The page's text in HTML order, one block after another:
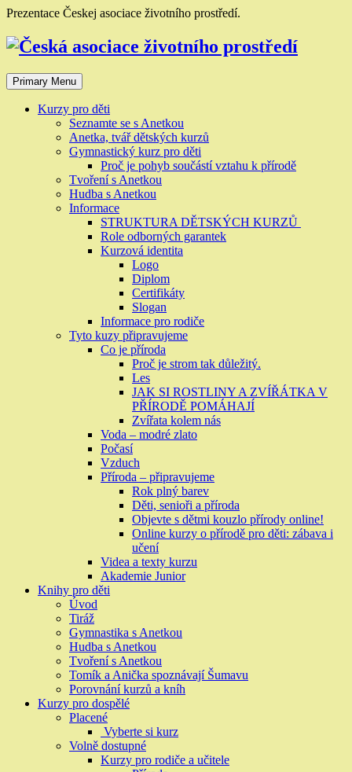
Skip
content
Prezentace Českej asociace životního prostředí.
Primary Menu
Kurzy pro děti
Seznamte se s Anetkou
Anetka, tvář dětských kurzů
Gymnastický kurz pro děti
Proč je pohyb součástí vztahu k přírodě
Tvoření s Anetkou
Hudba s Anetkou
Informace
STRUKTURA DĚTSKÝCH KURZŮ
Role odborných garantek
Kurzová identita
Logo
Diplom
Certifikáty
Slogan
Informace pro rodiče
Tyto kuzy připravujeme
Co je příroda
Proč je strom tak důležitý.
Les
JAK SI ROSTLINY A ZVÍŘÁTKA V
PŘÍRODĚ POMÁHAJÍ
Zvířata kolem nás
Voda – modré zlato
Počasí
Vzduch
Příroda – připravujeme
Rok plný barev
Děti, senioři a příroda
Objevte s dětmi kouzlo přírody online!
Online kurzy o přírodě pro děti: zábava i
učení
Videa a texty kurzu
Akademie Junior
Knihy pro děti
Úvod
Tiráž
Gymnastika s Anetkou
Hudba s Anetkou
Tvoření s Anetkou
Tomík a Anička spoznávají Šumavu
Porovnání kurzů a kníh
Kurzy pro dospělé
Placené
Vyberte si kurz
Volně dostupné
Kurzy pro rodiče a učitele